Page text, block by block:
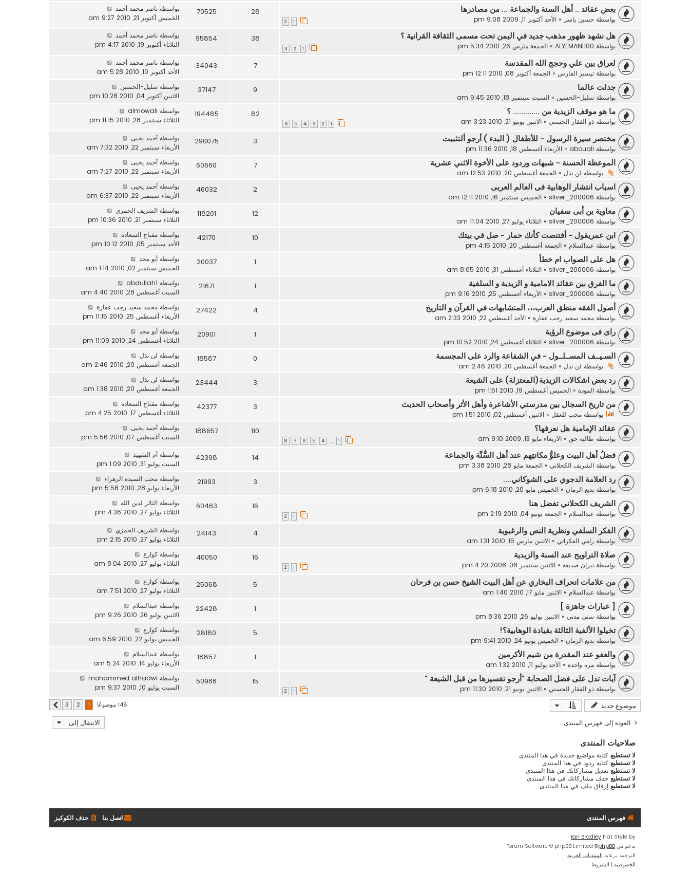
بعض عقائد .. أهل السنة والجماعة ... من مصادرها
بواسطة حسين ياسر » الأحد أكتوبر 11, 2009 9:08 pm 1
2
28
70525 بواسطة ناصر محمد أحمد
الخميس أكتوبر 21, 2010 9:27 am
هل نشهد ظهور مذهب جديد في اليمن تحت مسمى الثقافة القرانية ؟
بواسطة ALYEMANI100
» الجمعة مارس 26, 2010 5:34 pm 1
2
3
38
95854 بواسطة ناصر محمد أحمد
الثلاثاء أكتوبر 19, 2010 4:17 pm
لعراق بين علي وحجج الله المقدسة
بواسطة تيسير الفارس » الجمعة أكتوبر 08, 2010 12:11 pm
7
34043 بواسطة ناصر محمد أحمد
الأحد أكتوبر 10, 2010 5:28 am
جدلت عالما
بواسطة سليل-الحسين » السبت سبتمبر 18, 2010 9:45 am
9
37147 بواسطة سليل-الحسين
الاثنين أكتوبر 04, 2010 10:28 pm
ما هو موقف الزيدية من ............. ؟
بواسطة ذو الفقار الحسني » الاثنين يونيو 21, 2010 3:23 am 1
2
3
4
5
6
82
194485 بواسطة almowali
الثلاثاء سبتمبر 28, 2010 11:15 pm
مختصر سيرة الرسول - للأطفال ( البدء ) أرجو ألتثبيت
بواسطة abouali
» الأربعاء أغسطس 18, 2010 11:36 pm
3
290075 بواسطة أحمد يحيى
الأربعاء سبتمبر 22, 2010 7:32 am
الموعظة الحسنة - شبهات وردود على الأخوة الاثني عشرية
بواسطة لن نذل » الجمعة أغسطس 20, 2010 12:53 am
7
60660 بواسطة أحمد يحيى
الأربعاء سبتمبر 22, 2010 7:27 am
اسباب انتشار الوهابية فى العالم العربى
بواسطة sliver_200006
» الخميس سبتمبر 16, 2010 12:11 am
2
46032 بواسطة أحمد يحيى
الأربعاء سبتمبر 22, 2010 6:37 am
معاوية بن أبى سفيان
بواسطة sliver_200006
» الثلاثاء يوليو 27, 2010 11:04 am
12
118201 بواسطة الشريف الحمزي
الثلاثاء سبتمبر 21, 2010 10:36 pm
ابن عمريقول - أفتنصت كأنك حمار - صل في بيتك
بواسطة عبدالسلام » الجمعة أغسطس 20, 2010 4:15 pm
10
42170 بواسطة مفتاح السعادة
الأحد سبتمبر 05, 2010 10:12 pm
هل على الصواب ام خطأ
بواسطة sliver_200006
» الثلاثاء أغسطس 31, 2010 8:05 am
1
20037 بواسطة أبو مجد
الخميس سبتمبر 02, 2010 1:14 am
ما الفرق بين عقائد الامامية و الزيدية و السلفية
بواسطة sliver_200006
» الأربعاء أغسطس 25, 2010 9:16 pm
1
21671 بواسطة abdullah1
السبت أغسطس 28, 2010 4:40 am
أصول الفقه منطق العرب،،، المتشابهات في القرآن و التاريخ
بواسطة محمد سعيد رجب عفارة » الأحد أغسطس 22, 2010 2:33 am
4
27422 بواسطة محمد سعيد رجب عفارة
الأربعاء أغسطس 25, 2010 11:15 pm
راى فى موضوع الرؤية
بواسطة sliver_200006
» الثلاثاء أغسطس 24, 2010 10:52 pm
1
20901 بواسطة أبو مجد
الثلاثاء أغسطس 24, 2010 11:09 pm
السـيــف المســلــول - في الشفاعة والرد على المجسمة
بواسطة لن نذل » الجمعة أغسطس 20, 2010 2:46 am
0
18587 بواسطة لن نذل
الجمعة أغسطس 20, 2010 2:46 am
رد بعض اشكالات الزيدية(المعتزلة) على الشيعة
بواسطة المودة » الخميس أغسطس 19, 2010 1:51 pm
3
23444 بواسطة لن نذل
الجمعة أغسطس 20, 2010 1:38 am
من تاريخ السجال بين مدرستي الأشاعرة وأهل الأثر وأصحاب الحديث
بواسطة محب للعقل » الاثنين أغسطس 02, 2010 1:51 pm
3
42377 بواسطة مفتاح السعادة
الثلاثاء أغسطس 17, 2010 4:25 pm
عقائد الإمامية هل نعرفها؟
بواسطة طالبة حق » الأربعاء مايو 13, 2009 9:10 am 1
…
4
5
6
7
8
110
188657 بواسطة أحمد يحيى
السبت أغسطس 07, 2010 5:56 pm
فضلُ أهل البيت وعلوُّ مكانتِهم عند أهل السُّنَّة والجماعة
بواسطة الشريف الكحلاني » الجمعة مايو 28, 2010 3:38 pm
14
42398 بواسطة أم الشهيد
السبت يوليو 31, 2010 1:09 pm
رد العلامة الدجوي على الشوكاني....
بواسطة بديع الزمان » الخميس مايو 20, 2010 6:18 pm
3
21993 بواسطة محب السيدة الزهراء
الأربعاء يوليو 28, 2010 5:58 pm
الشريف الكحلاني تفضل هنا
بواسطة عبدالسلام » الجمعة يونيو 04, 2010 2:19 pm 1
2
16
60463 بواسطة الثائر لدين الله
الثلاثاء يوليو 27, 2010 4:36 pm
الفكر السلفي ونظرية النص والرغبوية
بواسطة رامي العكراتي » الاثنين مارس 15, 2010 1:31 am
4
24143 بواسطة الشريف الحمزي
الثلاثاء يوليو 27, 2010 2:15 pm
صلاة التراويح عند السنة والزيدية
بواسطة نيران صديقة » الاثنين سبتمبر 08, 2008 4:20 pm 1
2
16
40050 بواسطة كوارع
الثلاثاء يوليو 27, 2010 8:04 am
من علامات انحراف البخاري عن أهل البيت الشيخ حسن بن فرحان
بواسطة عبدالسلام » الاثنين مايو 17, 2010 1:40 am
5
25068 بواسطة كوارع
الثلاثاء يوليو 27, 2010 7:51 am
[ عبارات جاهزة ]
بواسطة سني مدني » الاثنين يوليو 26, 2010 8:36 pm
1
22428 بواسطة عبدالسلام
الاثنين يوليو 26, 2010 9:26 pm
تخيلوا الألفية الثالثة بقيادة الوهابية؟!
بواسطة بديع الزمان » الخميس يونيو 24, 2010 9:41 pm
5
28180 بواسطة كوارع
الخميس يوليو 22, 2010 6:59 am
والعفو عند المقدرة من شيم الأكرمين
بواسطة مره واحدة » الأحد يوليو 11, 2010 1:32 am
1
18857 بواسطة عبدالسلام
الأربعاء يوليو 14, 2010 5:24 am
آيات تدل على فضل الصحابة "أرجو تفسيرها من قبل الشيعة "
بواسطة ذو الفقار الحسني » الاثنين يونيو 21, 2010 11:30 pm 1
2
15
50966 بواسطة mohammed alhadwi
السبت يوليو 10, 2010 9:37 pm
موضوع جديد 148 موضوعًا 1
2
3 التالي
العودة إلى فهرس المنتدى الانتقال إلى
صلاحيات المنتدى
لا تستطيع كتابة مواضيع جديدة في هذا المنتدى
لا تستطيع كتابة ردود في هذا المنتدى
لا تستطيع تعديل مشاركاتك في هذا المنتدى
لا تستطيع حذف مشاركاتك في هذا المنتدى
لا تستطيع إرفاق ملف في هذا المنتدى
فهرس المنتدى حذف الكوكيز اتصل بنا
Flat Style by
Ian Bradley
بدعم من phpBB
® Forum Software © phpBB Limited
الترجمة برعاية المنتديات العربية
الخصوصية | الشروط